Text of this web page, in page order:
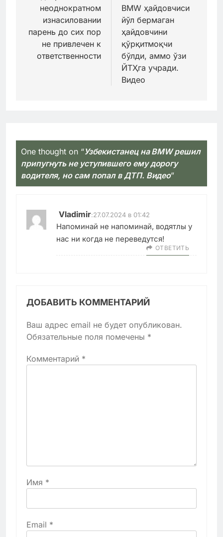
записям
неоднократном
изнасиловании
парень до сих пор
не привлечен к
ответственности
BMW ҳайдовчиси
йўл бермаган
ҳайдовчини
қўрқитмоқчи
бўлди, аммо ўзи
ЙТҲга учради.
Видео
One thought on “Узбекистанец на BMW решил
припугнуть не уступившего ему дорогу
водителя, но сам попал в ДТП. Видео”
Vladimir:27.07.2024 в 01:42
Напоминай не напоминай, водятлы у
нас ни когда не переведутся!
ОТВЕТИТЬ
ДОБАВИТЬ КОММЕНТАРИЙ
Ваш адрес email не будет опубликован.
Обязательные поля помечены *
Комментарий *
Имя *
Email *